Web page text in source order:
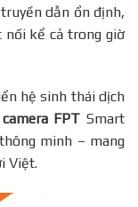
dẫn ổn định,
kể cả trong giờ
hệ sinh thái dịch
camera FPT Smart
minh – mang
Việt.